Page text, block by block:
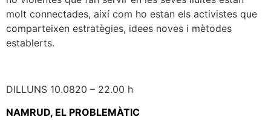
molt connectades, així com ho estan els activistes que
comparteixen estratègies, idees noves i mètodes
establerts.
DILLUNS 10.0820 – 22.00 h
NAMRUD, EL PROBLEMÀTIC